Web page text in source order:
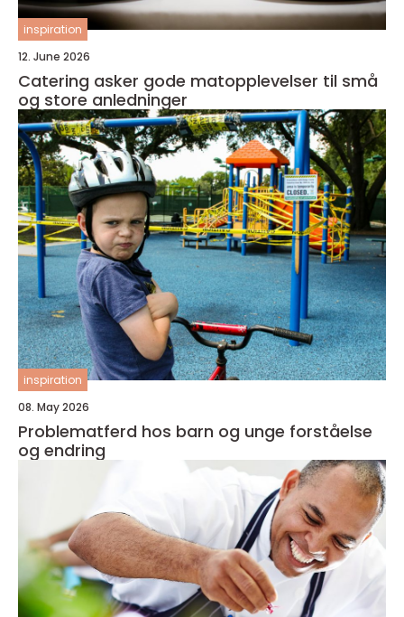
inspiration
12. June 2026
Catering asker gode matopplevelser til små
og store anledninger
inspiration
08. May 2026
Problematferd hos barn og unge forståelse
og endring